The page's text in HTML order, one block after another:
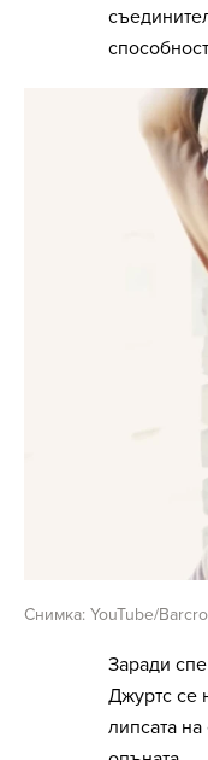
Снимка: YouTube/
Заради
Джуртс се
липсата